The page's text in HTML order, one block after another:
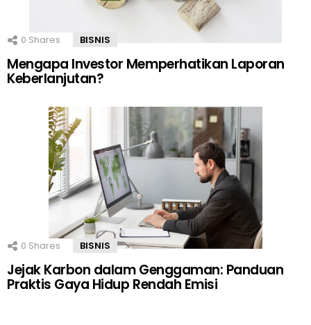
0 Shares BISNIS
Mengapa Investor Memperhatikan Laporan
Keberlanjutan?
0 Shares BISNIS
Jejak Karbon dalam Genggaman: Panduan
Praktis Gaya Hidup Rendah Emisi